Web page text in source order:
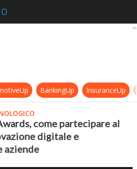
Future Industry Awards, come
BankingUp InsuranceUp
come partecipare al
digitale e
aziende